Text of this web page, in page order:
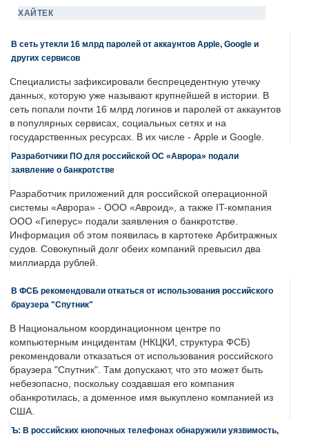
ХАЙТЕК
В сеть утекли 16 млрд паролей от аккаунтов Apple, Google и
других сервисов
Специалисты зафиксировали беспрецедентную утечку
данных, которую уже называют крупнейшей в истории. В
сеть попали почти 16 млрд логинов и паролей от аккаунтов
в популярных сервисах, социальных сетях и на
государственных ресурсах. В их числе - Apple и Google.
Разработчики ПО для российской ОС «Аврора» подали
заявление о банкротстве
Разработчик приложений для российской операционной
системы «Аврора» - ООО «Авроид», а также IT-компания
ООО «Гиперус» подали заявления о банкротстве.
Информация об этом появилась в картотеке Арбитражных
судов. Совокупный долг обеих компаний превысил два
миллиарда рублей.
В ФСБ рекомендовали откаться от использования российского
браузера "Спутник"
В Национальном координационном центре по
компьютерным инцидентам (НКЦКИ, структура ФСБ)
рекомендовали отказаться от использования российского
браузера "Спутник". Там допускают, что это может быть
небезопасно, поскольку создавшая его компания
обанкротилась, а доменное имя выкуплено компанией из
США.
Ъ: В российских кнопочных телефонах обнаружили уязвимость,